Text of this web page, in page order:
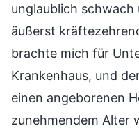
unglaublich
äußerst
brachte mich für
Krankenhaus, und
einen angeborenen
zunehmendem Alter